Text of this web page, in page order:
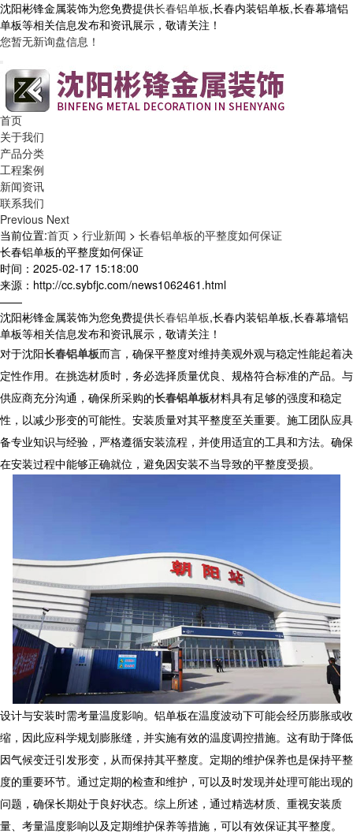
沈阳彬锋金属装饰为您免费提供长春铝单板,长春内装铝单板,长春幕墙铝
单板等相关信息发布和资讯展示，敬请关注！
您暂无新询盘信息！
首页
关于我们
产品分类
工程案例
新闻资讯
联系我们
Previous Next
当前位置:首页 > 行业新闻 > 长春铝单板的平整度如何保证
长春铝单板的平整度如何保证
时间：2025-02-17 15:18:00
来源：http://cc.sybfjc.com/news1062461.html
——
沈阳彬锋金属装饰为您免费提供长春铝单板,长春内装铝单板,长春幕墙铝
单板等相关信息发布和资讯展示，敬请关注！
对于沈阳长春铝单板而言，确保平整度对维持美观外观与稳定性能起着决
定性作用。在挑选材质时，务必选择质量优良、规格符合标准的产品。与
供应商充分沟通，确保所采购的长春铝单板材料具有足够的强度和稳定
性，以减少形变的可能性。安装质量对其平整度至关重要。施工团队应具
备专业知识与经验，严格遵循安装流程，并使用适宜的工具和方法。确保
在安装过程中能够正确就位，避免因安装不当导致的平整度受损。
设计与安装时需考量温度影响。 铝单板在温度波动下可能会经历膨胀或收
缩，因此应科学规划膨胀缝，并实施有效的温度调控措施。这有助于降低
因气候变迁引发形变，从而保持其平整度。定期的维护保养也是保持平整
度的重要环节。通过定期的检查和维护，可以及时发现并处理可能出现的
问题，确保长期处于良好状态。综上所述，通过精选材质、重视安装质
量、考量温度影响以及定期维护保养等措施，可以有效保证其平整度。